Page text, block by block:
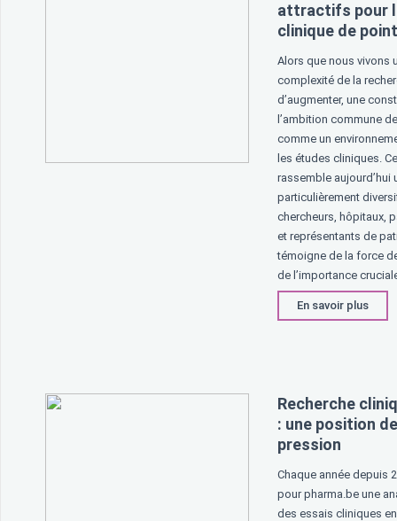
attractifs pour
clinique de
Alors que nous vivons
complexité de la
d’augmenter, une
l’ambition commune
comme un
les études cliniques.
rassemble aujourd’hui
particulièrement
chercheurs, hôpitaux,
et représentants de
témoigne de la force
de l’importance
En savoir plus
Recherche
: une position
pression
Chaque année depuis
pour pharma.be une
des essais cliniques